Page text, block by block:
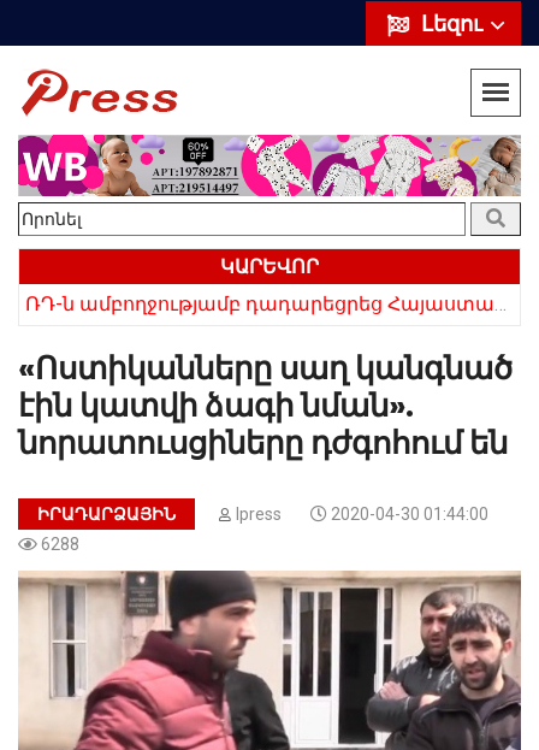
Լեզու
ԿԱՐԵՎՈՐ
ՌԴ-ն ամբողջությամբ դադարեցրեց Հայաստանից ծիրանի ներմուծումը
«Ոստիկանները սաղ կանգնած
էին կատվի ձագի նման».
նորատուսցիները դժգոհում են
ԻՐԱԴԱՐՁԱՅԻՆ Ipress
2020-04-30 01:44:00
6288